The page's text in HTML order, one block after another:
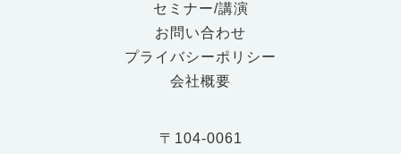
セミナー/講演
お問い合わせ
プライバシーポリシー
会社概要
〒104-0061